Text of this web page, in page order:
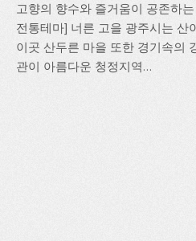
고향의 향수와 즐거움이 공존하
전통테마] 너른 고을 광주시는 산
이곳 산두른 마을 또한 경기속의
관이 아름다운 청정지역...